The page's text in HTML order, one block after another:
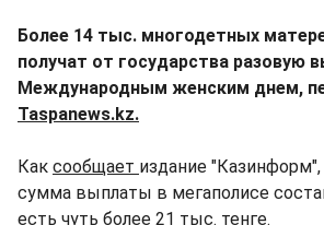
Более 14 тыс. многодетных
получат от государства разовую
Международным женским днем,
Taspanews.kz.
Как сообщает издание "Казинформ",
сумма выплаты в мегаполисе
есть чуть более 21 тыс. тенге.